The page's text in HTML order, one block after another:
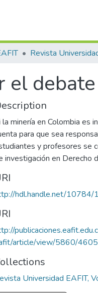
el
la minería en Colombia es
para que sea
y profesores se
investigación en Derecho
hdl.handle.net/10784/
article/view/5860/4605
Universidad EAFIT,